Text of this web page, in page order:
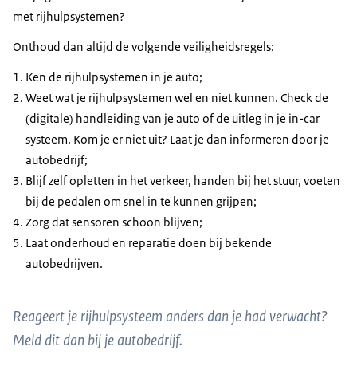
Ondertiteling
rijhulpsystemen.
ER VERSCHIJNEN NU TEKSTEN IN BEELD:
vermoeidheidsherkenning en
afleidingsherkenning. AdaptiveCruise Control,
Autonoom Noodremsysteem, Intelligente
snelheidsassistent en rijkstrookondersteuning)
VOICE-OVER:
Ook wel ADAS, Advanced Driver Assistance
Systems, genoemd.
Technieken die het rijden veiliger en
comfortabeler kunnen maken,
Onthoud daarom de vuistregels van veilig gebruik.
met rijhulpsystemen?
Onthoud dan altijd de volgende veiligheidsregels:
Ken de rijhulpsystemen in je auto;
Weet wat je rijhulpsystemen wel en niet kunnen. Check de
(digitale) handleiding van je auto of de uitleg in je in-car
systeem. Kom je er niet uit? Laat je dan informeren door je
autobedrijf;
Blijf zelf opletten in het verkeer, handen bij het stuur, voeten
bij de pedalen om snel in te kunnen grijpen;
Zorg dat sensoren schoon blijven;
Laat onderhoud en reparatie doen bij bekende
autobedrijven.
Reageert je rijhulpsysteem anders dan je had verwacht?
Meld dit dan bij je autobedrijf.